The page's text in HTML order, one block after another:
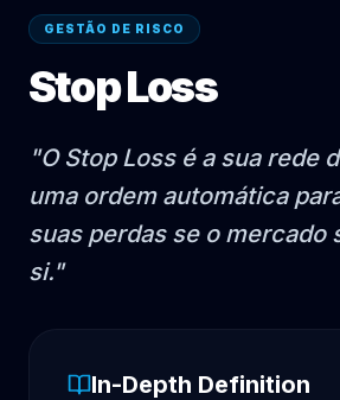
GESTÃO DE RISCO
Stop Loss
"O Stop Loss é a sua rede
uma ordem automática
suas perdas se o mercado
si."
In-Depth Definition